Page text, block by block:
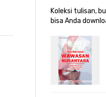
Koleksi tulisan,
bisa Anda